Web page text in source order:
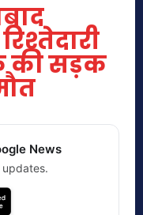
की सड़क
News
updates.